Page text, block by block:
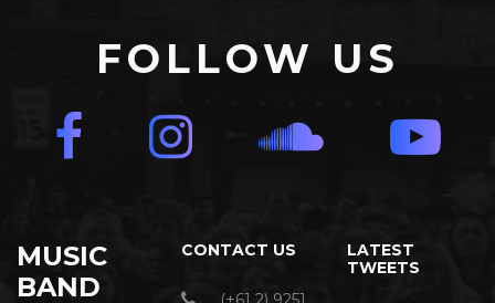
FOLLOW US
MUSIC
BAND
CONTACT US
LATEST
TWEETS